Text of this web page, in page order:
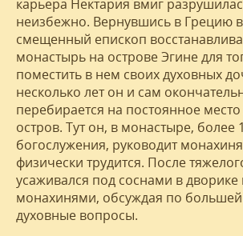
карьера Нектария вмиг
неизбежно. Вернувшись в Грецию в
смещенный епископ
монастырь на острове Эгине для
поместить в нем своих духовных
несколько лет он и сам
перебирается на постоянное
остров. Тут он, в монастыре, более
богослужения, руководит
физически трудится. После
усаживался под соснами в дворике
монахинями, обсуждая по большей
духовные вопросы.